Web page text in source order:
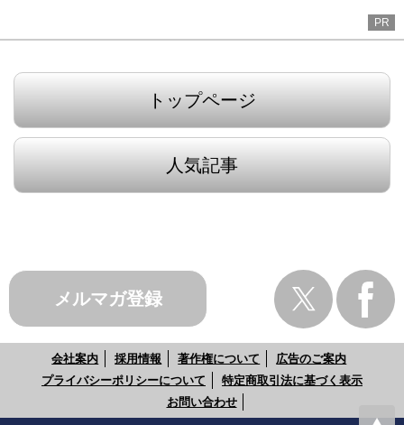
PR
トップページ
人気記事
メルマガ登録
会社案内 採用情報 著作権について
広告のご案内
プライバシーポリシーについて
特定商取引法に基づく表示
お問い合わせ